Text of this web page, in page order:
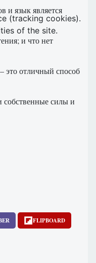
и язык является
и что нет
это отличный способ
силы и
FLIPBOARD
(tracking cookies).
of the site.